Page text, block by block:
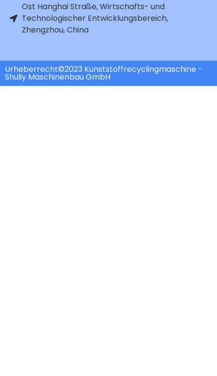
Ost Hanghai Straße, Wirtschafts- und
Technologischer Entwicklungsbereich,
Zhengzhou, China
Urheberrecht©2023 Kunststoffrecyclingmaschine -
Shuliy Maschinenbau GmbH